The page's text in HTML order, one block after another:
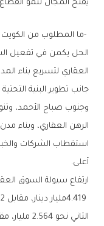
‬يفتح‭ ‬المجال‭ ‬لنمو‭ ‬القطاع‭ ‬مستقبلاً‭.‬
‭- ‬ما‭ ‬المطلوب‭ ‬من‭ ‬الكويت‭ ‬لاحتواء‭ ‬الطلبات‭ ‬الإسكانية‭ ‬المتزايدة؟
‬أعلى‭.‬